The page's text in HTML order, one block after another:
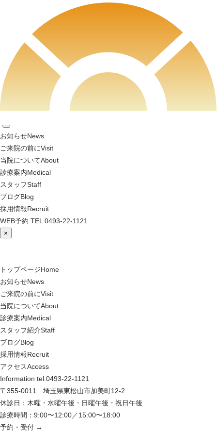
お知らせNews
ご来院の前にVisit
当院についてAbout
診療案内Medical
スタッフStaff
ブログBlog
採用情報Recruit
WEB予約 TEL 0493-22-1121
×
トップページHome
お知らせNews
ご来院の前にVisit
当院についてAbout
診療案内Medical
スタッフ紹介Staff
ブログBlog
採用情報Recruit
アクセスAccess
Information tel.0493-22-1121
〒355-0011 埼玉県東松山市加美町12-2
休診日：木曜・水曜午後・日曜午後・祝日午後
診療時間：9:00〜12:00／15:00〜18:00
予約・受付 →